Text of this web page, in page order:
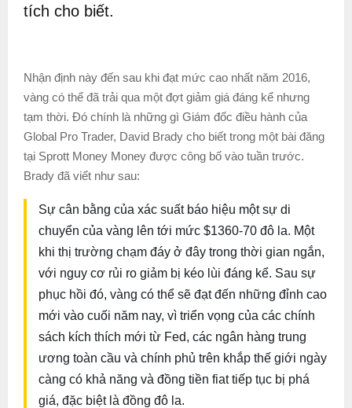
tích cho biết.
Nhận định này đến sau khi đạt mức cao nhất năm 2016,
vàng có thể đã trải qua một đợt giảm giá đáng kể nhưng
tạm thời. Đó chính là những gì Giám đốc điều hành của
Global Pro Trader, David Brady cho biết trong một bài đăng
tại Sprott Money Money được công bố vào tuần trước.
Brady đã viết như sau:
Sự cân bằng của xác suất báo hiệu một sự di
chuyển của vàng lên tới mức $1360-70 đô la. Một
khi thị trường chạm đáy ở đây trong thời gian ngắn,
với nguy cơ rủi ro giảm bị kéo lùi đáng kể. Sau sự
phục hồi đó, vàng có thể sẽ đạt đến những đỉnh cao
mới vào cuối năm nay, vì triển vọng của các chính
sách kích thích mới từ Fed, các ngân hàng trung
ương toàn cầu và chính phủ trên khắp thế giới ngày
càng có khả năng và đồng tiền fiat tiếp tục bị phá
giá, đặc biệt là đồng đô la.